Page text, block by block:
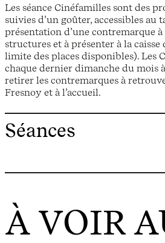
Les séance Cinéfamilles sont des
suivies d’un goûter, accessibles au
présentation d’une contremarque
structures et à présenter à la
limite des places disponibles). Les
chaque dernier dimanche du mois
retirer les contremarques à
Fresnoy et à l’accueil.
Séances
À VOIR